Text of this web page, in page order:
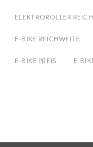
ELEKTROROLLER
E-BIKE REICHWEITE
E-BIKE PREIS E-